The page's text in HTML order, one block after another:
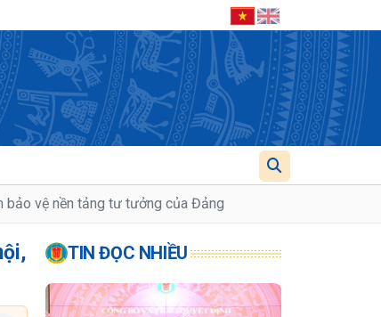
bảo vệ nền tảng tư tưởng của Đảng
TIN ĐỌC NHIỀU